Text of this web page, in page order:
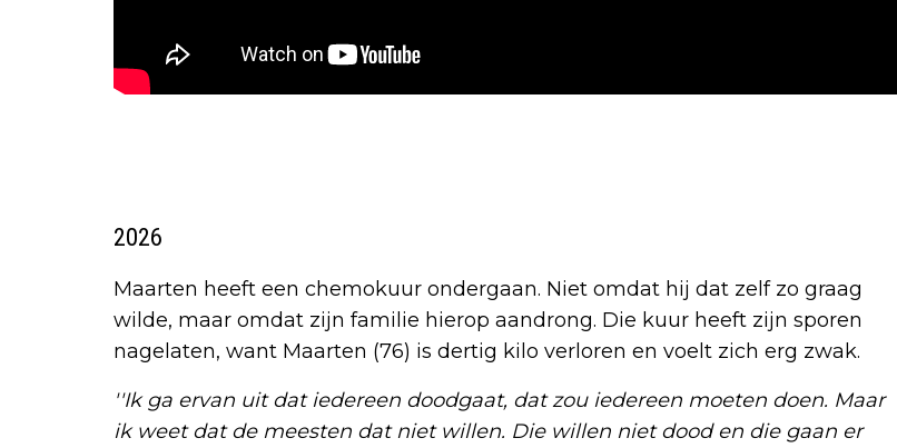
2026
Maarten heeft een chemokuur ondergaan. Niet omdat hij dat zelf zo graag
wilde, maar omdat zijn familie hierop aandrong. Die kuur heeft zijn sporen
nagelaten, want Maarten (76) is dertig kilo verloren en voelt zich erg zwak.
''Ik ga ervan uit dat iedereen doodgaat, dat zou iedereen moeten doen. Maar
ik weet dat de meesten dat niet willen. Die willen niet dood en die gaan er